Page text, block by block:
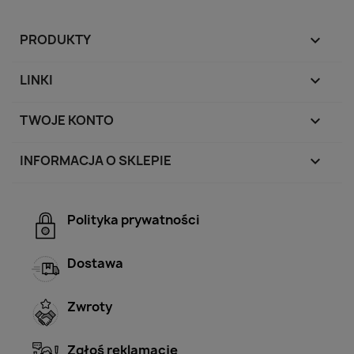
PRODUKTY 
LINKI 
TWOJE KONTO 
INFORMACJA O SKLEPIE keyboard_arrow_down
Polityka prywatności
Dostawa
Zwroty
Zgłoś reklamację